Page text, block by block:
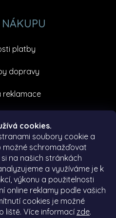
cookies.
soubory cookie a
možné schromažďovat
na našich stránkách
a využíváme je k
výkonu a použitelnosti
online reklamy podle vašich
cookies je možné
liště. Více informací zde.
platby
dopravy
reklamace